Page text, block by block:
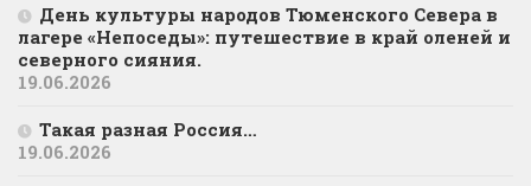
День культуры народов Тюменского Севера в
лагере «Непоседы»: путешествие в край оленей и
северного сияния.
19.06.2026
Такая разная Россия…
19.06.2026